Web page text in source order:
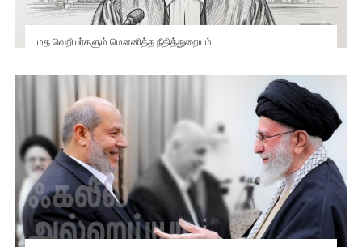
மத வெறியர்களும் மௌனித்த நீதித்துறையும்